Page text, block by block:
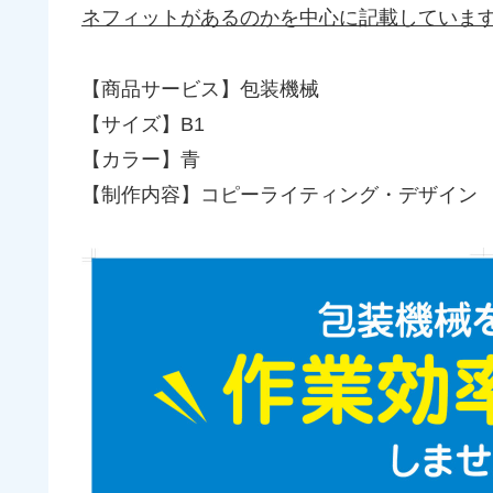
ネフィットがあるのかを中心に記載していま
【商品サービス】包装機械
【サイズ】B1
【カラー】青
【制作内容】コピーライティング・デザイン